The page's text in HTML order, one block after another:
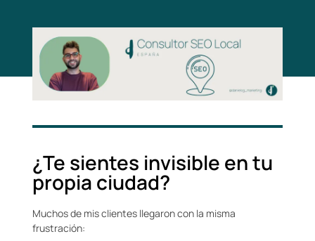
¿Te sientes invisible en tu
propia ciudad?
Muchos de mis clientes llegaron con la misma
frustración: